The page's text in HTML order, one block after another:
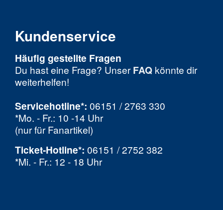
Kundenservice
Häufig gestellte Fragen
Du hast eine Frage? Unser FAQ könnte dir
weiterhelfen!
Servicehotline*: 06151 / 2763 330
*Mo. - Fr.: 10 -14 Uhr
(nur für Fanartikel)
Ticket-Hotline*: 06151 / 2752 382
*Mi. - Fr.: 12 - 18 Uhr